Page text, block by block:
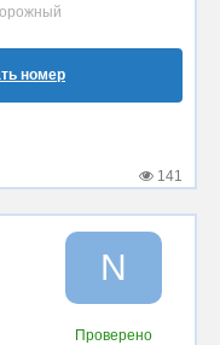
номер
141
N
Проверено